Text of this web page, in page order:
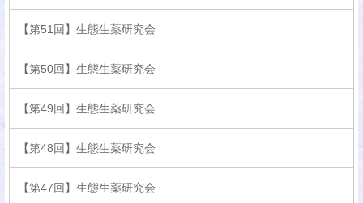
【第51回】生態生薬研究会
【第50回】生態生薬研究会
【第49回】生態生薬研究会
【第48回】生態生薬研究会
【第47回】生態生薬研究会